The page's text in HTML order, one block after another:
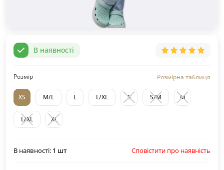
В наявності
Розмір Розмірна таблиця
XS M/L L L/XL S S/M M
L/XL XL
В наявності: 1 шт Сповістити про наявність